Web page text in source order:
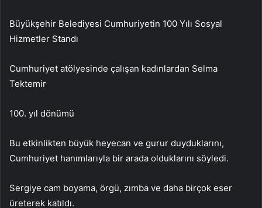
Büyükşehir Belediyesi Cumhuriyetin 100 Yılı Sosyal
Hizmetler Standı
Cumhuriyet atölyesinde çalışan kadınlardan Selma
Tektemir
100. yıl dönümü
Bu etkinlikten büyük heyecan ve gurur duyduklarını,
Cumhuriyet hanımlarıyla bir arada olduklarını söyledi.
Sergiye cam boyama, örgü, zımba ve daha birçok eser
üreterek katıldı.